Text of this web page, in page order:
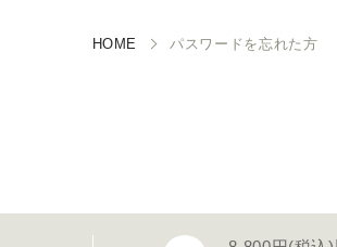
HOME パスワードを忘れた方